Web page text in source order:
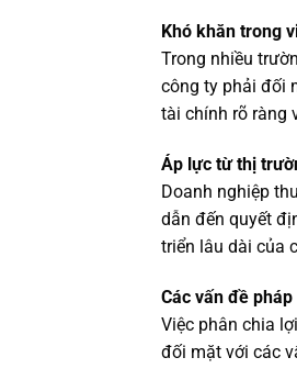
Khó khăn trong
Trong nhiều
công ty phải đối
tài chính rõ ràng
Áp lực từ thị
Doanh nghiệp
dẫn đến quyết
triển lâu dài của
Các vấn đề pháp
Việc phân chia
đối mặt với các